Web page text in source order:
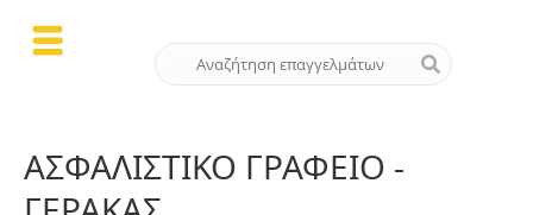
ΑΣΦΑΛΙΣΤΙΚΌ ΓΡΑΦΕΊΟ -